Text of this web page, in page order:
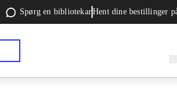
Spørg en bibliotekarHent dine bestillinger